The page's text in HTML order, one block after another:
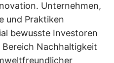
Unternehmen,
und Praktiken
bewusste Investoren
Nachhaltigkeit